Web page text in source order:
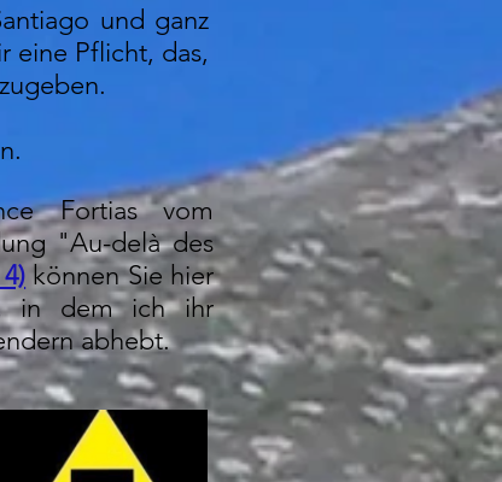
und ganz
eine Pflicht, das,
Fortias vom
"Au-delà des
können Sie hier
in dem ich ihr
abhebt.